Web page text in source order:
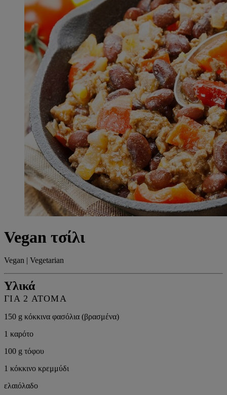
Vegan τσίλι
Vegan | Vegetarian
Υλικά
ΓΙΑ 2 ΆΤΟΜΑ
150 g κόκκινα φασόλια (βρασμένα)
1 καρότο
100 g τόφου
1 κόκκινο κρεμμύδι
ελαιόλαδο